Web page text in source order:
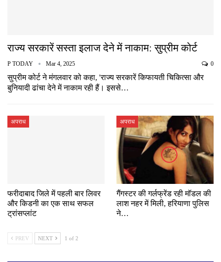
राज्य सरकारें सस्ता इलाज देने में नाकाम: सुप्रीम कोर्ट
P TODAY Mar 4, 2025 0
सुप्रीम कोर्ट ने मंगलवार को कहा, 'राज्य सरकारें किफायती चिकित्सा और
बुनियादी ढांचा देने में नाकाम रही हैं। इससे…
अपराध
फरीदाबाद जिले में पहली बार लिवर
और किडनी का एक साथ सफल
ट्रांसप्लांट
अपराध
गैंगस्टर की गर्लफ्रेंड रही मॉडल की
लाश नहर में मिली, हरियाणा पुलिस
ने…
PREV NEXT 1 of 2